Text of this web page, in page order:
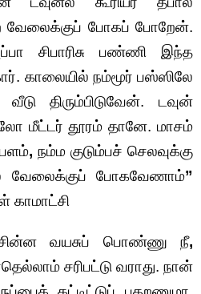
வேலைக்குப் போகப் போறேன்.
சிபாரிசு பண்ணி இந்த
காலையில் நம்மூர் பஸ்ஸிலே
திரும்பிடுவேன். டவுன்
மீட்டர் தூரம் தானே. மாசம்
, நம்ம குடும்பச் செலவுக்கு
வேலைக்குப் போகவேணாம்”
வயசுப் பொண்ணு நீ,
சரிபட்டு வராது. நான்